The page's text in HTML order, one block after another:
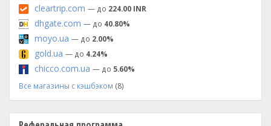
cleartrip.com — до 224.00 INR
dhgate.com — до 40.80%
moyo.ua — до 2.00%
gold.ua — до 4.24%
chicco.com.ua — до 5.60%
Все магазины с кэшбэком (8)